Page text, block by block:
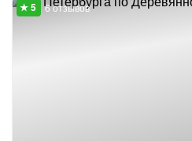
6 отзывов